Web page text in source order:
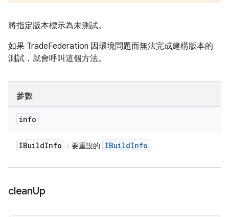
將指定版本標示為未測試。
如果 TradeFederation 因環境問題而無法完成建構版本的
測試，就會呼叫這個方法。
參數
info
IBuildInfo ：要重設的 IBuildInfo
cleanUp